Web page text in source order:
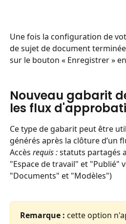
Une fois la configuration de
de sujet de document
sur le bouton « Enregistrer »
Nouveau gabarit
les flux
Ce type de gabarit peut être
générés après la clôture d’un
​Accès requis : statuts partagés
"Espace de travail" et "Publié"
"Documents" et "Modèles")
Remarque : cette option